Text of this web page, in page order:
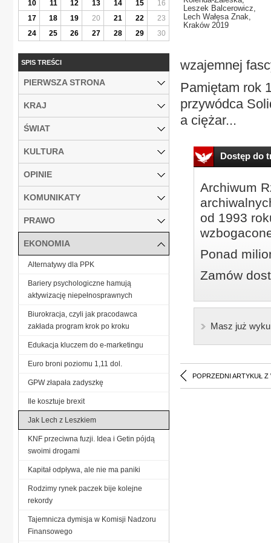
Leszek Balcerowicz,
Lech Wałęsa Znak,
Kraków 2019
wzajemnej
Pamiętam rok
przywódca
a ciężar...
Dostęp do
Archiwum
od 1993
Ponad
Zamów
Masz już
POPRZEDNI ARTYKUŁ Z
10
11 12 13 14 15
16
17
18 19 20 21 22
23
24
25 26 27 28 29 30
SPIS TREŚCI
PIERWSZA STRONA
KRAJ
ŚWIAT
KULTURA
OPINIE
KOMUNIKATY
PRAWO
EKONOMIA
Alternatywy dla PPK
Bariery psychologiczne hamują
aktywizację niepełnosprawnych
Biurokracja, czyli jak pracodawca
zakłada program krok po kroku
Edukacja kluczem do e-marketingu
Euro broni poziomu 1,11 dol.
GPW złapała zadyszkę
Ile kosztuje brexit
Jak Lech z Leszkiem
KNF przeciwna fuzji. Idea i Getin pójdą
swoimi drogami
Kapitał odpływa, ale nie ma paniki
Rodzimy rynek paczek bije kolejne
rekordy
Tajemnicza dymisja w Komisji Nadzoru
Finansowego